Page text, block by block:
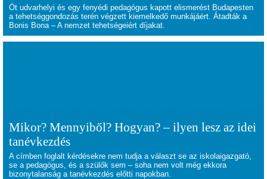
Öt udvarhelyi és egy fenyédi pedagógus kapott elismerést Budapesten
a tehetséggondozás terén végzett kiemelkedő munkájáért. Átadták a
Bonis Bona – A nemzet tehetségeiért díjakat.
Mikor? Mennyiből? Hogyan? – ilyen lesz az idei
tanévkezdés
A címben foglalt kérdésekre nem tudja a választ se az iskolaigazgató,
se a pedagógus, és a szülők sem – soha nem volt még ekkora
bizonytalanság a tanévkezdés előtti napokban.